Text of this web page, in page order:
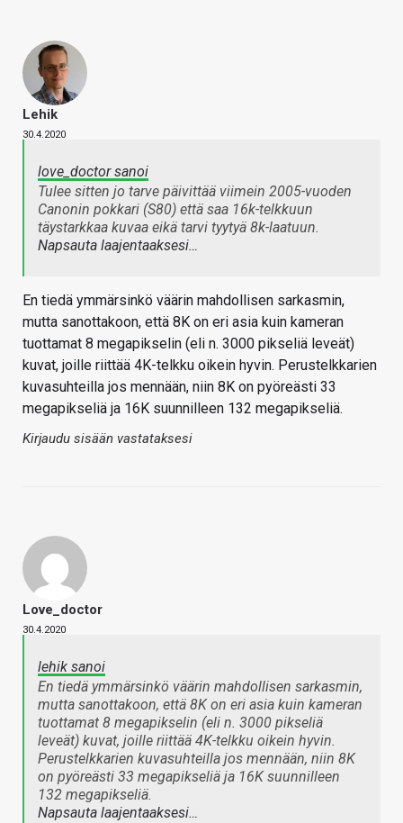
Lehik
30.4.2020
love_doctor sanoi
Tulee sitten jo tarve päivittää viimein 2005-vuoden
Canonin pokkari (S80) että saa 16k-telkkuun
täystarkkaa kuvaa eikä tarvi tyytyä 8k-laatuun.
Napsauta laajentaaksesi…
En tiedä ymmärsinkö väärin mahdollisen sarkasmin,
mutta sanottakoon, että 8K on eri asia kuin kameran
tuottamat 8 megapikselin (eli n. 3000 pikseliä leveät)
kuvat, joille riittää 4K-telkku oikein hyvin. Perustelkkarien
kuvasuhteilla jos mennään, niin 8K on pyöreästi 33
megapikseliä ja 16K suunnilleen 132 megapikseliä.
Kirjaudu sisään vastataksesi
Love_doctor
30.4.2020
lehik sanoi
En tiedä ymmärsinkö väärin mahdollisen sarkasmin,
mutta sanottakoon, että 8K on eri asia kuin kameran
tuottamat 8 megapikselin (eli n. 3000 pikseliä
leveät) kuvat, joille riittää 4K-telkku oikein hyvin.
Perustelkkarien kuvasuhteilla jos mennään, niin 8K
on pyöreästi 33 megapikseliä ja 16K suunnilleen
132 megapikseliä.
Napsauta laajentaaksesi…